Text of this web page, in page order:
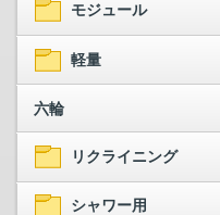
モジュール
軽量
六輪
リクライニング
シャワー用